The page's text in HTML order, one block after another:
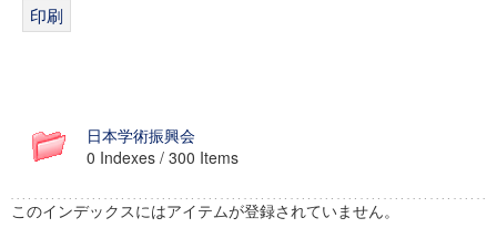
日本学術振興会
0 Indexes / 300 Items
このインデックスにはアイテムが登録されていません。